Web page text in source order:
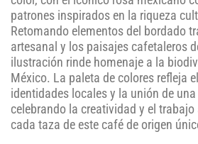
patrones inspirados en la riqueza
Retomando elementos del bordado
artesanal y los paisajes cafetaleros
ilustración rinde homenaje a la
México. La paleta de colores refleja
identidades locales y la unión de
celebrando la creatividad y el
cada taza de este café de origen